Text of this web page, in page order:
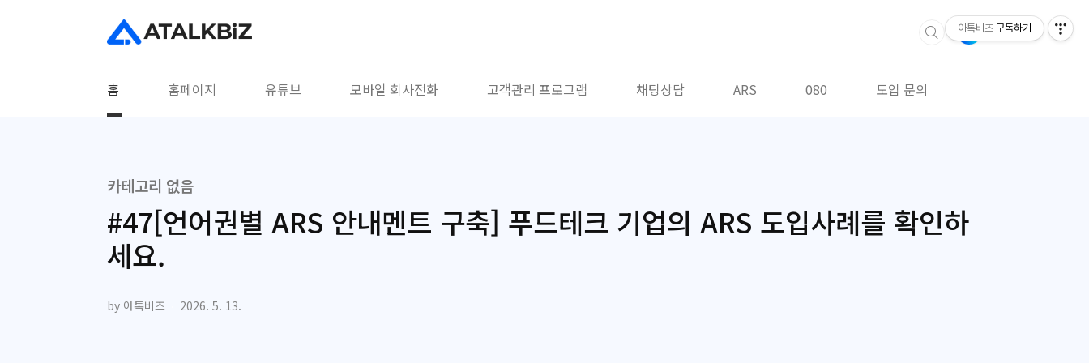
홈 홈페이지 유튜브 모바일 회사전화 고객관리 프로그램 채팅상담 ARS 080 도입 문의
카테고리 없음
#47[언어권별 ARS 안내멘트 구축] 푸드테크 기업의 ARS 도입사례를 확인하
세요.
by 아톡비즈 2026. 5. 13.
아톡비즈 구독하기